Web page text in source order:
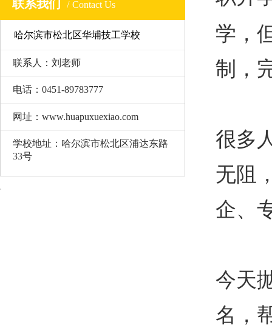
联系我们 Contact Us
哈尔滨市松北区华埔技工学校
联系人：刘老师
电话：0451-89783777
网址：www.huapuxuexiao.com
学校地址：哈尔滨市松北区浦达东路
33号
学，
制，
很多
无阻
企、
今天
名，